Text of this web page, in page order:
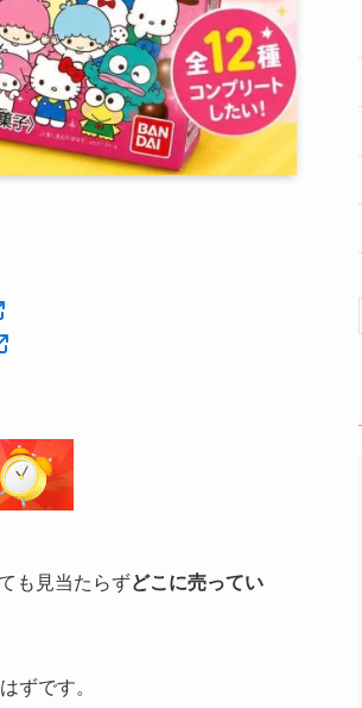
も見当たらずどこに売ってい
ずです。